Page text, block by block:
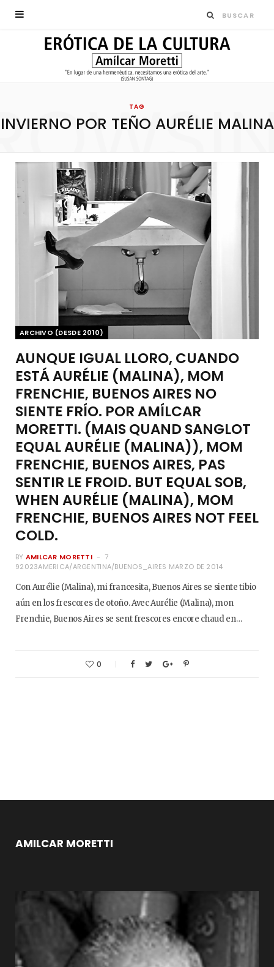
TAG
INVIERNO POR TEÑO AURÉLIE MALINA
ARCHIVO (DESDE 2010)
AUNQUE IGUAL LLORO, CUANDO
ESTÁ AURÉLIE (MALINA), MOM
FRENCHIE, BUENOS AIRES NO
SIENTE FRÍO. POR AMÍLCAR
MORETTI. (MAIS QUAND SANGLOT
EQUAL AURÉLIE (MALINA)), MOM
FRENCHIE, BUENOS AIRES, PAS
SENTIR LE FROID. BUT EQUAL SOB,
WHEN AURÉLIE (MALINA), MOM
FRENCHIE, BUENOS AIRES NOT FEEL
COLD.
BY AMILCAR MORETTI
7
92023AMERICA/ARGENTINA/BUENOS_AIRES MARZO DE 2014
Con Aurélie (Malina), mi francesita, Buenos Aires se siente tibio
aún en los frescores de otoño. Avec Aurélie (Malina), mon
Frenchie, Buenos Aires se sent frescores encore chaud en…
0
AMILCAR MORETTI